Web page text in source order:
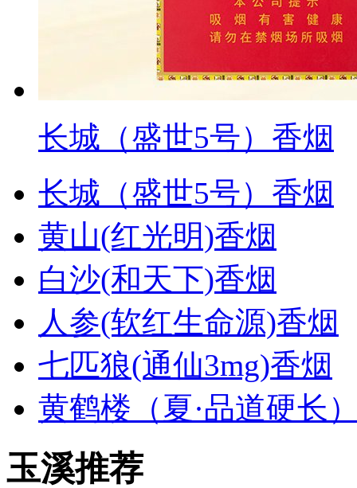
长城（盛世5号）香烟
长城（盛世5号）香烟
黄山(红光明)香烟
白沙(和天下)香烟
人参(软红生命源)香烟
七匹狼(通仙3mg)香烟
黄鹤楼（夏·品道硬长
玉溪推荐